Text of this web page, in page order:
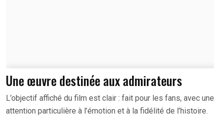
Une œuvre destinée aux admirateurs
L’objectif affiché du film est clair : fait pour les fans, avec une
attention particulière à l’émotion et à la fidélité de l’histoire.